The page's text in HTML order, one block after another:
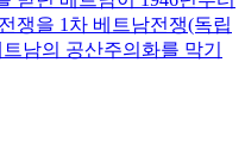
쟁을 1차 베트남전쟁(독립
남의 공산주의화를 막기